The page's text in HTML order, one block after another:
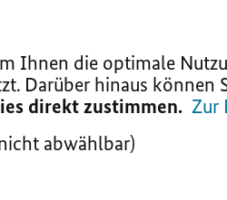
Ihnen die optimale
Darüber hinaus können
direkt zustimmen. Zur
abwählbar)